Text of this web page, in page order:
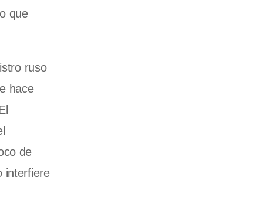
que
ruso
hace
de
interfiere